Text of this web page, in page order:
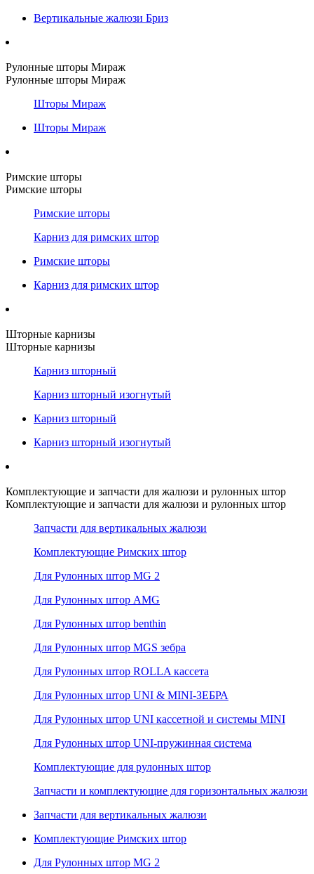
Вертикальные жалюзи Бриз
Рулонные шторы Мираж
Рулонные шторы Мираж
Шторы Мираж
Шторы Мираж
Римские шторы
Римские шторы
Римские шторы
Карниз для римских штор
Римские шторы
Карниз для римских штор
Шторные карнизы
Шторные карнизы
Карниз шторный
Карниз шторный изогнутый
Карниз шторный
Карниз шторный изогнутый
Комплектующие и запчасти для жалюзи и рулонных штор
Комплектующие и запчасти для жалюзи и рулонных штор
Запчасти для вертикальных жалюзи
Комплектующие Римских штор
Для Рулонных штор MG 2
Для Рулонных штор AMG
Для Рулонных штор benthin
Для Рулонных штор MGS зебра
Для Рулонных штор ROLLA кассета
Для Рулонных штор UNI & MINI-ЗЕБРА
Для Рулонных штор UNI кассетной и системы MINI
Для Рулонных штор UNI-пружинная система
Комплектующие для рулонных штор
Запчасти и комплектующие для горизонтальных жалюзи
Запчасти для вертикальных жалюзи
Комплектующие Римских штор
Для Рулонных штор MG 2